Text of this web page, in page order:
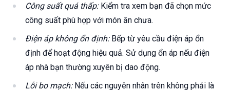
Công suất quá thấp:Kiểm tra xem bạn đã chọn mức
công suất phù hợp với món ăn chưa.
Điện áp không ổn định:Bếp từ yêu cầu điện áp ổn
định để hoạt động hiệu quả. Sử dụng ổn áp nếu điện
áp nhà bạn thường xuyên bị dao động.
Lỗi bo mạch:Nếu các nguyên nhân trên không phải là